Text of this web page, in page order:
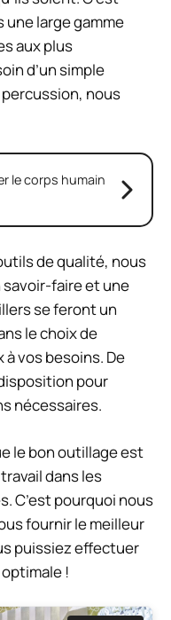
large gamme
aux plus
d’un simple
nous
le corps humain
de qualité, nous
faire et une
se feront un
le choix de
à vos besoins. De
pour
nécessaires.
le bon outillage est
dans les
C’est pourquoi nous
fournir le meilleur
puissiez effectuer
!